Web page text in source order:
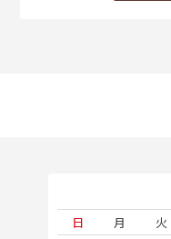
日
月 火